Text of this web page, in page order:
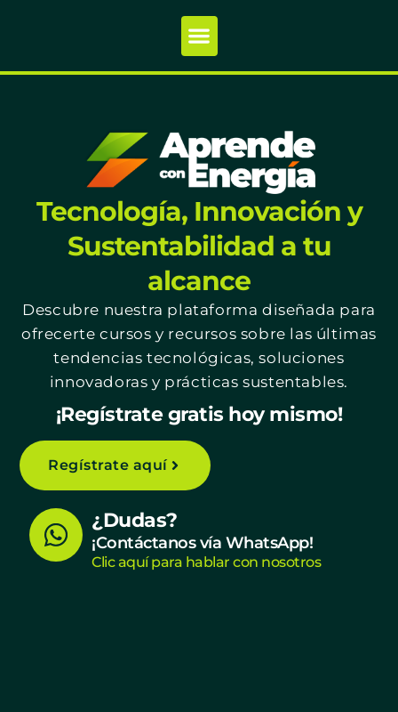
Tecnología, Innovación y
Sustentabilidad a tu
alcance
Descubre nuestra plataforma diseñada para
ofrecerte cursos y recursos sobre las últimas
tendencias tecnológicas, soluciones
innovadoras y prácticas sustentables.
¡Regístrate gratis hoy mismo!
Regístrate aquí
W
h
¿Dudas?
¡Contáctanos vía WhatsApp!
Clic aquí para hablar con nosotros